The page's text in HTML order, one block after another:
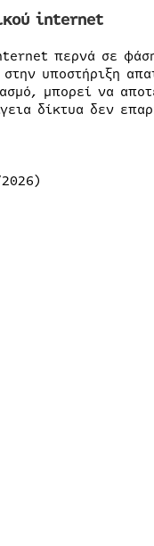
internet
περνά σε
υποστήριξη
μπορεί να
δίκτυα δεν